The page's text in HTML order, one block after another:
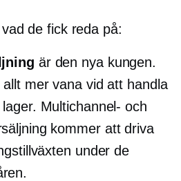
de fick reda på:
är den nya kungen.
mer vana vid att handla
lager. Multichannel- och
kommer att driva
under de